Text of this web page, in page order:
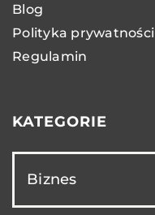
Blog
Polityka prywatności
Regulamin
KATEGORIE
Biznes